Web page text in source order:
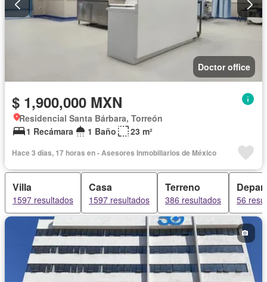
Doctor office
$ 1,900,000 MXN
Residencial Santa Bárbara, Torreón
1 Recámara
1 Baño 23 m²
Hace 3 días, 17 horas en - Asesores Inmobiliarios de México
Villa
1597 resultados
Casa
1597 resultados
Terreno
386 resultados 56